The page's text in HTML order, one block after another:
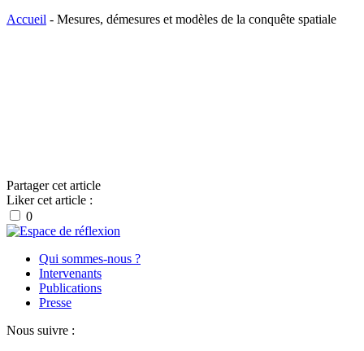
Accueil - Mesures, démesures et modèles de la conquête spatiale
Partager cet article
Liker cet article :
0
Qui sommes-nous ?
Intervenants
Publications
Presse
Nous suivre :